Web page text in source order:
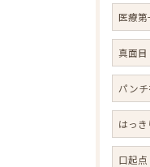
医療
真面目
パン
はっき
口起点